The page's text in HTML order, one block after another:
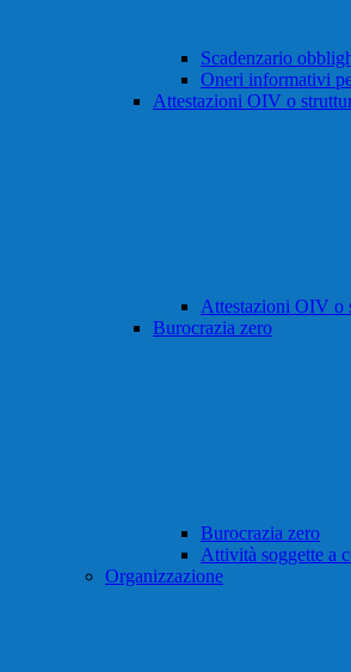
Scadenzario
Oneri informativi
Attestazioni OIV o
Attestazioni OIV o
Burocrazia zero
Burocrazia zero
Attività soggette a
Organizzazione